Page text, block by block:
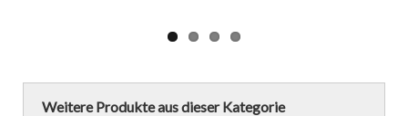
Weitere Produkte aus dieser Kategorie